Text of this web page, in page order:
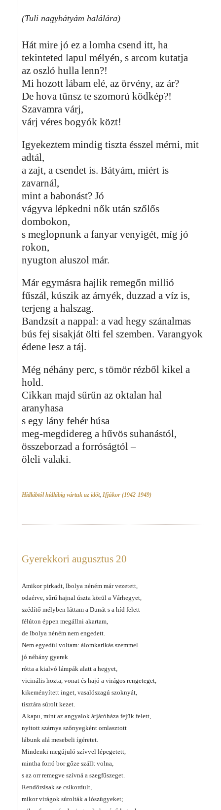
(Tuli nagybátyám halálára)
Hát mire jó ez a lomha csend itt, ha
tekinteted lapul mélyén, s arcom kutatja
az oszló hulla lenn?!
Mi hozott lábam elé, az örvény, az ár?
De hova tűnsz te szomorú ködkép?!
Szavamra várj,
várj véres bogyók közt!
Igyekeztem mindig tiszta ésszel mérni, mit
adtál,
a zajt, a csendet is. Bátyám, miért is
zavarnál,
mint a babonást? Jó
vágyva lépkedni nők után szőlős
dombokon,
s meglopnunk a fanyar venyigét, míg jó
rokon,
nyugton aluszol már.
Már egymásra hajlik remegőn millió
fűszál, kúszik az árnyék, duzzad a víz is,
terjeng a halszag.
Bandzsít a nappal: a vad hegy szánalmas
bús fej sisakját ölti fel szemben. Varangyok
édene lesz a táj.
Még néhány perc, s tömör rézből kikel a
hold.
Cikkan majd sűrűn az oktalan hal
aranyhasa
s egy lány fehér húsa
meg-megdidereg a hűvös suhanástól,
összeborzad a forróságtól –
öleli valaki.
Hídlábtól hídlábig vártuk az időt, Ifjúkor (1942-1949)
Gyerekkori augusztus 20
Amikor pirkadt, Ibolya néném már vezetett,
odaérve, sűrű hajnal úszta körül a Várhegyet,
szédítő mélyben láttam a Dunát s a híd felett
félúton éppen megállni akartam,
de Ibolya néném nem engedett.
Nem egyedül voltam: álomkarikás szemmel
jó néhány gyerek
rótta a kialvó lámpák alatt a hegyet,
vicinális hozta, vonat és hajó a virágos rengeteget,
kikeményített inget, vasalószagú szoknyát,
tisztára súrolt kezet.
A kapu, mint az angyalok átjáróháza fejük felett,
nyitott szárnya szőnyegként omlasztott
lábunk alá mesebeli ígéretet.
Mindenki megújuló szívvel lépegetett,
mintha forró bor gőze szállt volna,
s az orr remegve szívná a szegfűszeget.
Rendőrsisak se csikordult,
mikor virágok súrolták a lószügyeket;